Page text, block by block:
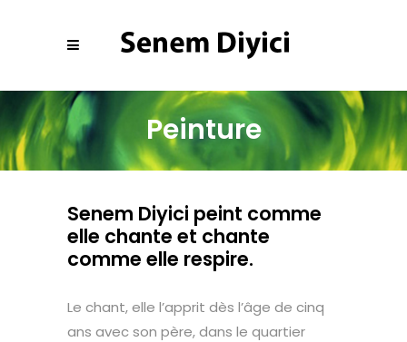
Peinture
Senem Diyici peint comme
elle chante et chante
comme elle respire.
Le chant, elle l’apprit dès l’âge de cinq
ans avec son père, dans le quartier